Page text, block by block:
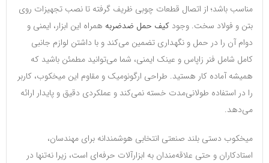
مناسب باشد؛ از اتصال قطعات چوبی ظریف گرفته تا نصب تجهیزات روی
بتن و فولاد سخت. وجود کیف حمل ضدضربه همراه این ابزار، ایمنی و
دوام آن را در حمل و نگهداری تضمین می‌کند و با داشتن لوازم جانبی
کامل شامل فنر زاپاس و عینک ایمنی، شما می‌توانید مطمئن باشید که
همیشه آماده کار هستید. طراحی ارگونومیک و مقاوم این میخکوب، کاربر
را در استفاده طولانی‌مدت خسته نمی‌کند و عملکردی دقیق و پایدار ارائه
می‌دهد.
میخکوب دستی بلند صنعتی انتخابی هوشمندانه برای مهندسان،
استادکاران و حتی علاقه‌مندان به ابزارآلات حرفه‌ای است، زیرا نه‌تنها در